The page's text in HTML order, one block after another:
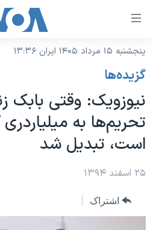
لینکهای
دسترسی
جهش
محتوای
اصلی
جهش
به
صفحه
جهش
به
نسخه سبک وب‌سایت
موضوع ها
ایران
آمریکا
جهان
ورزشی
گزیده‌ها
برنامه های تلویزیونی
جدول برنامه ها
صفحه‌های ویژه
جام جهانی ۲۰۲۶
عملیات خشم حماسی
فرکانس‌های صدای آمریکا
پخش رادیویی
پنجشنبه ۱۵ مرداد ۱۴۰۵ ایران ۱۳:۳۶
گزيده‌ها
نیوزویک: وقتی بابک
تحریم‌ها به
است، تبدیل شد
۲۵ اسفند ۱۳۹۴
اشتراک